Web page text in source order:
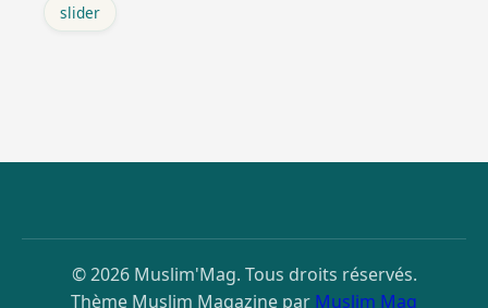
slider
© 2026 Muslim'Mag. Tous droits réservés.
Thème Muslim Magazine par Muslim Mag